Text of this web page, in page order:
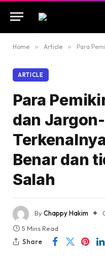
Home » Article » Para Pemikir Ilmu
ARTICLE
Para
dan
Benar dan
Salah
ByChappy Hakim
5 Mins Read
Share